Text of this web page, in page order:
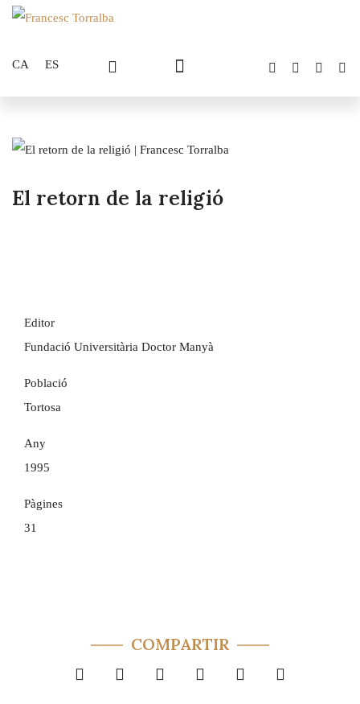
CA ES
El retorn de la religió
Editor
Fundació Universitària Doctor Manyà
Població
Tortosa
Any
1995
Pàgines
31
COMPARTIR